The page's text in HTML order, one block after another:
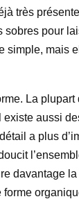
très
sobres pour
simple, mais
La plupart
aussi
a plus
davantage